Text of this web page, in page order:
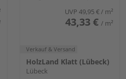
UVP 49,95 €/ m²
43,33 € / m²
Verkauf & Versand
HolzLand Klatt (Lübeck)
Lübeck